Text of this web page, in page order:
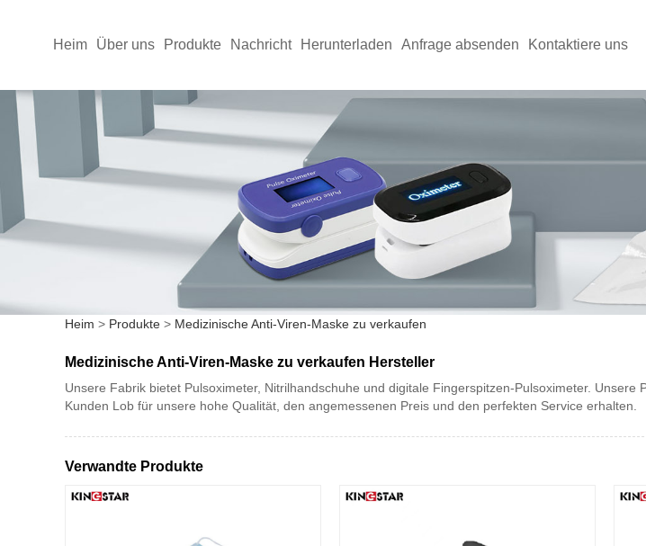
Heim Über uns Produkte Nachricht Herunterladen Anfrage absenden Kontaktiere uns
Heim > Produkte > Medizinische Anti-Viren-Maske zu verkaufen
Medizinische Anti-Viren-Maske zu verkaufen Hersteller
Unsere Fabrik bietet Pulsoximeter, Nitrilhandschuhe und digitale Fingerspitzen-Pulsoximeter.
Kunden Lob für unsere hohe Qualität, den angemessenen Preis und den perfekten Service erhalten.
Verwandte Produkte